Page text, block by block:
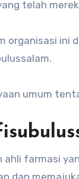
telah
organisasi
umum
farmasi
dan